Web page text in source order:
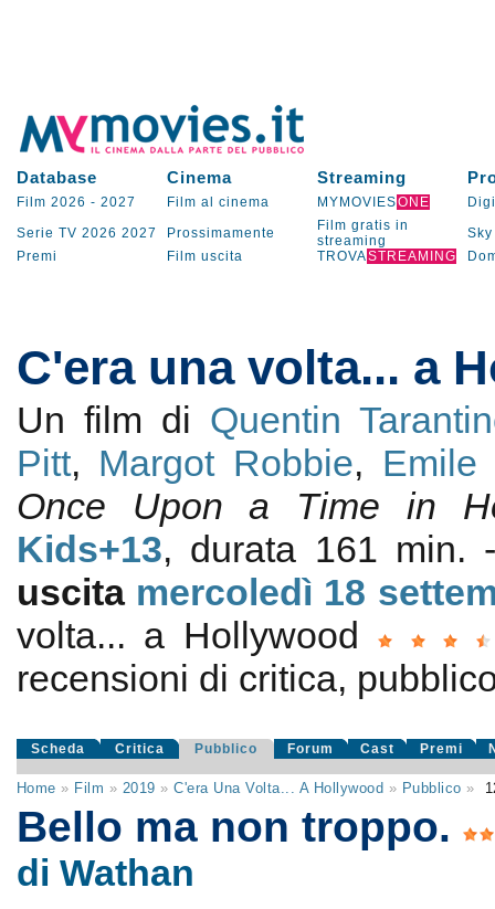
Database Cinema Streaming
Film 2026 - 2027 Film al cinema MYMOVIESONE
Serie TV 2026 2027 Prossimamente
Film gratis in
streaming
Sky
Premi
Film uscita TROVASTREAMING
C'era una volta... a
Un film di Quentin
Pitt, Margot Robbie, Emile
Once Upon a Time in
Kids+13, durata 161 min.
uscita mercoledì 18
volta... a Hollywood
recensioni di critica,
Scheda Critica Pubblico Forum Cast Premi
Home » Film » 2019 »C'era Una Volta... A Hollywood » Pubblico »
Bello ma non troppo.
di Wathan